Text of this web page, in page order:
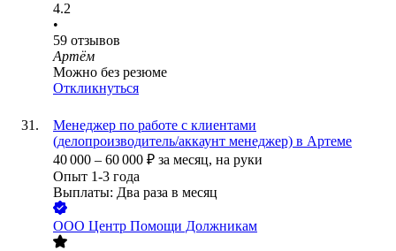
4.2
•
59 отзывов
Артём
Можно без резюме
Откликнуться
Менеджер по работе с клиентами
(делопроизводитель/аккаунт менеджер) в Артеме
40 000 – 60 000 ₽ за месяц, на руки
Опыт 1-3 года
Выплаты: Два раза в месяц
ООО Центр Помощи Должникам